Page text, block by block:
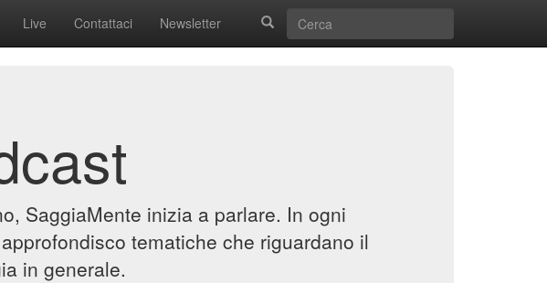
Live Contattaci Newsletter
SaggiaMente inizia a parlare. In ogni
tematiche che riguardano il
in generale.